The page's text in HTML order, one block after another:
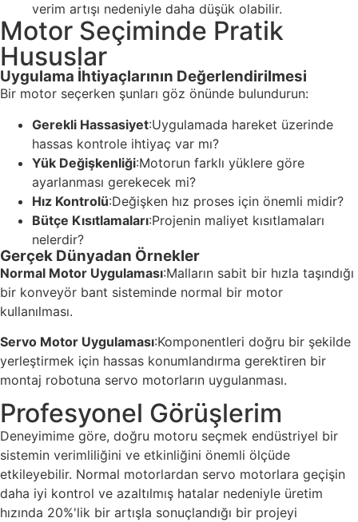
verim artışı nedeniyle daha düşük olabilir.
Motor Seçiminde Pratik
Hususlar
Uygulama İhtiyaçlarının Değerlendirilmesi
Bir motor seçerken şunları göz önünde bulundurun:
Gerekli Hassasiyet:Uygulamada hareket üzerinde
hassas kontrole ihtiyaç var mı?
Yük Değişkenliği:Motorun farklı yüklere göre
ayarlanması gerekecek mi?
Hız Kontrolü:Değişken hız proses için önemli midir?
Bütçe Kısıtlamaları:Projenin maliyet kısıtlamaları
nelerdir?
Gerçek Dünyadan Örnekler
Normal Motor Uygulaması:Malların sabit bir hızla taşındığı
bir konveyör bant sisteminde normal bir motor
kullanılması.
Servo Motor Uygulaması:Komponentleri doğru bir şekilde
yerleştirmek için hassas konumlandırma gerektiren bir
montaj robotuna servo motorların uygulanması.
Profesyonel Görüşlerim
Deneyimime göre, doğru motoru seçmek endüstriyel bir
sistemin verimliliğini ve etkinliğini önemli ölçüde
etkileyebilir. Normal motorlardan servo motorlara geçişin
daha iyi kontrol ve azaltılmış hatalar nedeniyle üretim
hızında 20%'lik bir artışla sonuçlandığı bir projeyi